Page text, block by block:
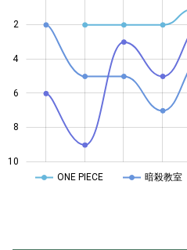
2
4
6
8
10
ONE PIECE 暗殺教室